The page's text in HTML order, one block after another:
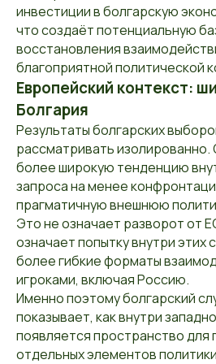
инвестиции в болгарскую
что создаёт потенциальную
восстановления
благоприятной политической
Европейский контекст:
Болгария
Результаты болгарских
рассматривать
более широкую тенденцию
запроса на менее
прагматичную внешнюю
Это не означает разворот от
означает попытку внутри этих
более гибкие форматы
игроками, включая Россию.
Именно поэтому болгарский
показывает, как внутри
появляется пространство
отдельных элементов